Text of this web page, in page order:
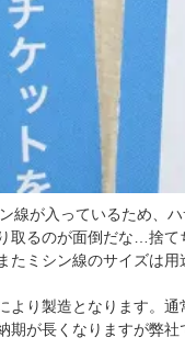
線が入っているため、
取るのが面倒だな…捨て
たミシン線のサイズは
より製造となります。
期が長くなりますが弊社